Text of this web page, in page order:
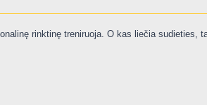
rinktinę treniruoja. O kas liečia sudieties,